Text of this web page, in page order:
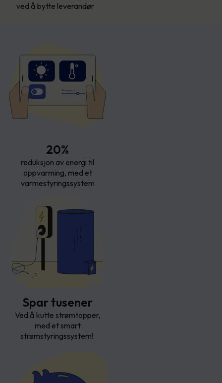
ved å bytte leverandør
Temperatur
20%
reduksjon av energi til
oppvarming, med et
varmestyringssystem
Spar tusener
Ved å kutte strømtopper,
med et smart
strømstyringssystem!